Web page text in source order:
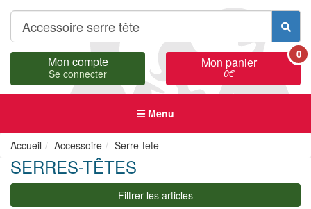
Mon compte
Se connecter
Mon panier
0€
0
Menu
Accueil Accessoire Serre-tete
SERRES-TÊTES
Filtrer les articles